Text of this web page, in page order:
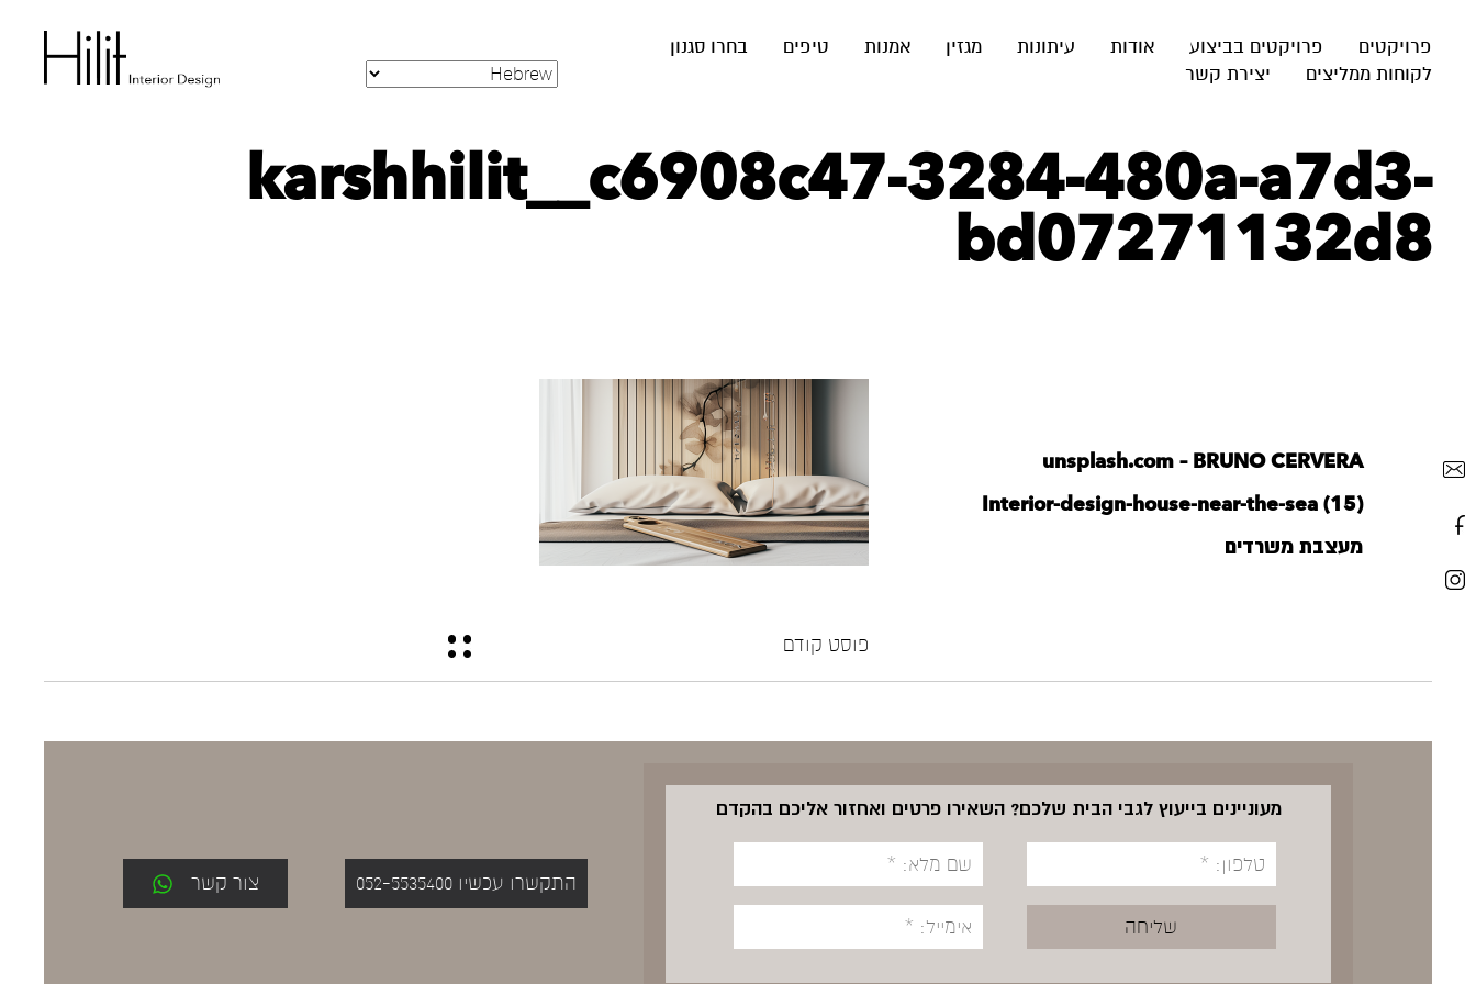
פרויקטים פרויקטים בביצוע אודות עיתונות מגזין אמנות טיפים
בחרו סגנון
לקוחות ממליצים
יצירת קשר
karshhilit__c6908c47-3284-480a-a7d3-
bd07271132d8
unsplash.com – BRUNO CERVERA
Interior-design-house-near-the-sea (15)
מעצבת משרדים
פוסט קודם
מעוניינים בייעוץ לגבי הבית שלכם? השאירו פרטים ואחזור אליכם בהקדם
התקשרו עכשיו 052-5535400 צור קשר